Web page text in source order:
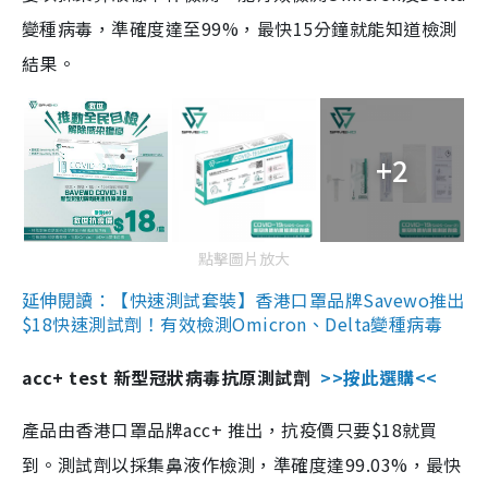
變種病毒，準確度達至99%，最快15分鐘就能知道檢測
結果。
+2
點擊圖片放大
延伸閱讀：【快速測試套裝】香港口罩品牌Savewo推出
$18快速測試劑！有效檢測Omicron、Delta變種病毒
acc+ test 新型冠狀病毒抗原測試劑 >>按此選購<<
產品由香港口罩品牌acc+ 推出，抗疫價只要$18就買
到。測試劑以採集鼻液作檢測，準確度達99.03%，最快